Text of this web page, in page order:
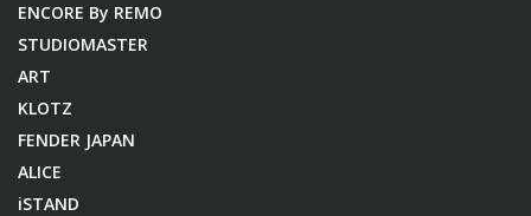
ENCORE By REMO
STUDIOMASTER
ART
KLOTZ
FENDER JAPAN
ALICE
iSTAND